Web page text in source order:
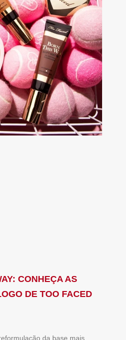
CONHEÇA AS
DE TOO FACED
da base mais